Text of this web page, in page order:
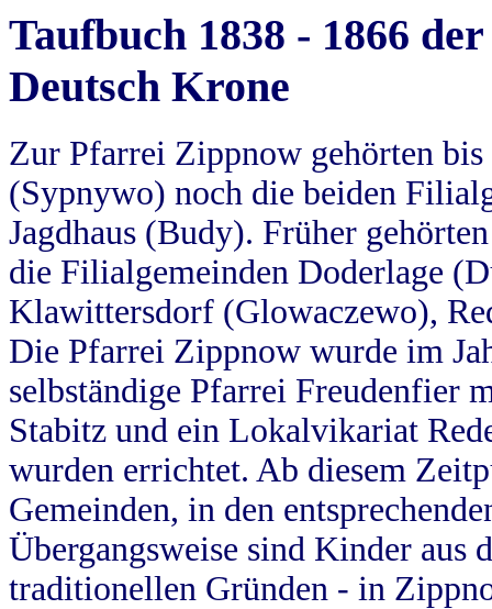
Taufbuch 1838 - 1866
Deutsch Krone
Zur Pfarrei Zippnow gehörten
(Sypnywo) noch die beiden
Jagdhaus (Budy). Früher
die Filialgemeinden Doderlage
Klawittersdorf (Glowaczewo),
Die Pfarrei Zippnow wurde im
selbständige Pfarrei Freudenfier
Stabitz und ein Lokalvikariat
wurden errichtet. Ab diesem
Gemeinden, in den
Übergangsweise sind Kinder aus
traditionellen Gründen - in